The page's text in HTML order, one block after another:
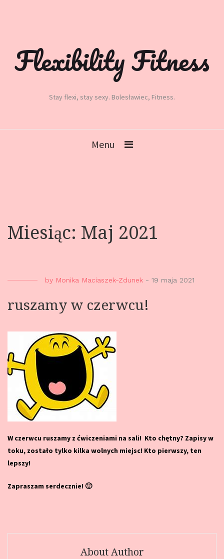
Flexibility Fitness
Stay flexi, stay sexy. Bolesławiec, Fitness.
Menu
Miesiąc: Maj 2021
by Monika Maciaszek-Zdunek - 19 maja 2021
ruszamy w czerwcu!
W czerwcu ruszamy z ćwiczeniami na sali! Kto chętny? Zapisy w
toku, zostało tylko kilka wolnych miejsc! Kto pierwszy, ten
lepszy!
Zapraszam serdecznie! 🙂
About Author